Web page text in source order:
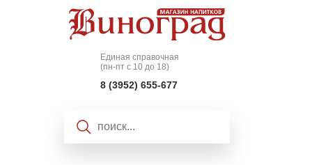
Единая справочная
(пн-пт с 10 до 18)
8 (3952) 655-677